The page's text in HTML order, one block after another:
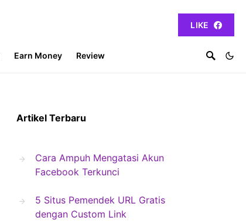
LIKE
Earn Money Review
Artikel Terbaru
Cara Ampuh Mengatasi Akun
Facebook Terkunci
5 Situs Pemendek URL Gratis
dengan Custom Link